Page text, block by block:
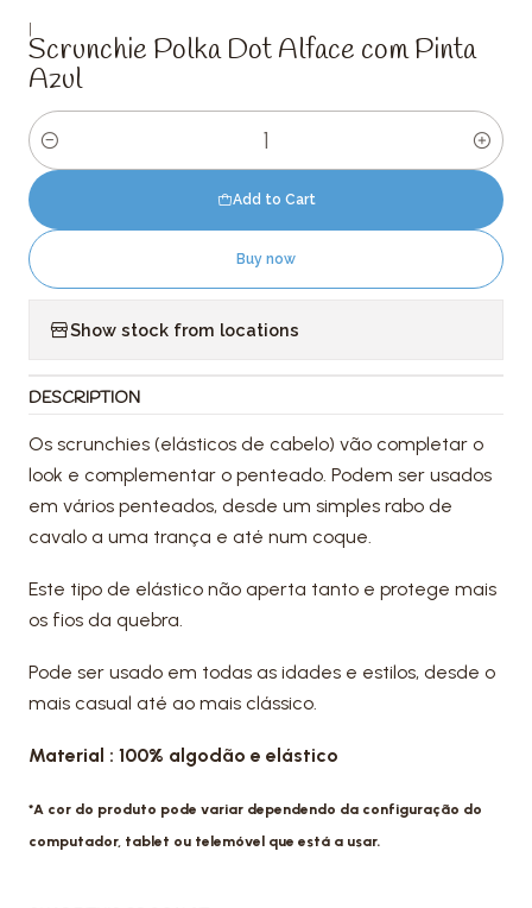
|
Scrunchie Polka Dot Alface com Pinta
Azul
Quantity
Add to Cart
Buy now
Show stock from locations
DESCRIPTION
Os scrunchies (elásticos de cabelo) vão completar o
look e complementar o penteado. Podem ser usados
em vários penteados, desde um simples rabo de
cavalo a uma trança e até num coque.
Este tipo de elástico não aperta tanto e protege mais
os fios da quebra.
Pode ser usado em todas as idades e estilos, desde o
mais casual até ao mais clássico.
Material : 100% algodão e elástico
*A cor do produto pode variar dependendo da configuração do
computador, tablet ou telemóvel que está a usar.